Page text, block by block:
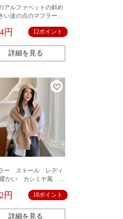
アルファベットの斜め
い波の点のマフラーの
装飾のシルクのタオル
円 12ポイント
詳細を見る
ー ストール レディ
暖かい カシミヤ風 肌
ール チェック柄 定番
カシミヤ 防寒 羽織り プ
円 18ポイント
詳細を見る